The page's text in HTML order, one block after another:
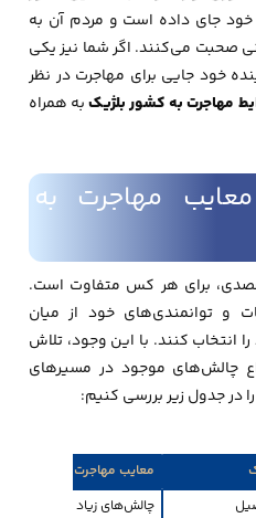
خود جای داده است و مردم آن به
صحبت می‌کنند. اگر شما نیز یکی
خود جایی برای مهاجرت در نظر
مهاجرت به کشور بلژیکبه همراه
مهاجرت به
برای هر کس متفاوت است.
و توانمندی‌های خود از میان
انتخاب کنند. با این وجود، تلاش
چالش‌های موجود در مسیرهای
در جدول زیر بررسی کنیم:
معایب مهاجرت به کشور
چالش‌های زیاد کاریابی به